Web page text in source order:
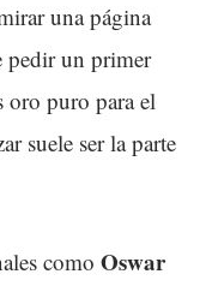
una página
pedir un primer
oro puro para el
suele ser la parte
como Oswar